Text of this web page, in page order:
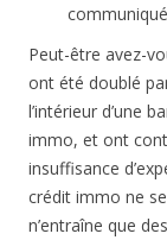
Peut-être avez-
ont été doublé
l’intérieur d’une
immo, et ont
insuffisance
crédit immo ne
n’entraîne que